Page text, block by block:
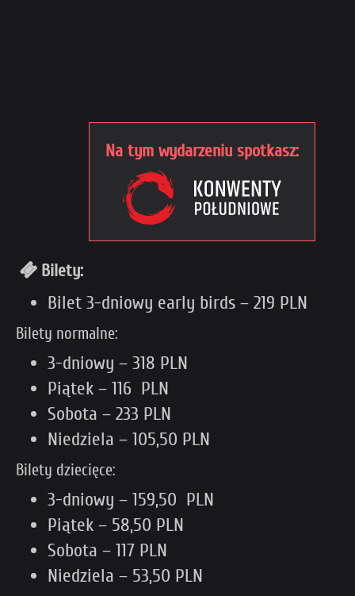
Na tym wydarzeniu spotkasz:
Bilety:
Bilet 3-dniowy early birds – 219 PLN
Bilety normalne:
3-dniowy – 318 PLN
Piątek – 116 PLN
Sobota – 233 PLN
Niedziela – 105,50 PLN
Bilety dziecięce:
3-dniowy – 159,50 PLN
Piątek – 58,50 PLN
Sobota – 117 PLN
Niedziela – 53,50 PLN